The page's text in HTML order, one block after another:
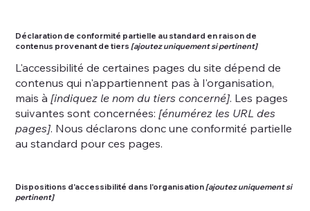
Déclaration de conformité partielle au standard en raison de
contenus provenant de tiers [ajoutez uniquement si pertinent]
L'accessibilité de certaines pages du site dépend de
contenus qui n'appartiennent pas à l'organisation,
mais à[indiquez le nom du tiers concerné]. Les pages
suivantes sont concernées:[énumérez les URL des
pages]. Nous déclarons donc une conformité partielle
au standard pour ces pages.
Dispositions d'accessibilité dans l'organisation[ajoutez uniquement si
pertinent]